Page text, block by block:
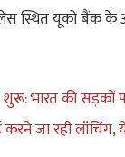
स्थित यूको बैंक
शुरू: भारत की
जा रही लॉंचिंग,